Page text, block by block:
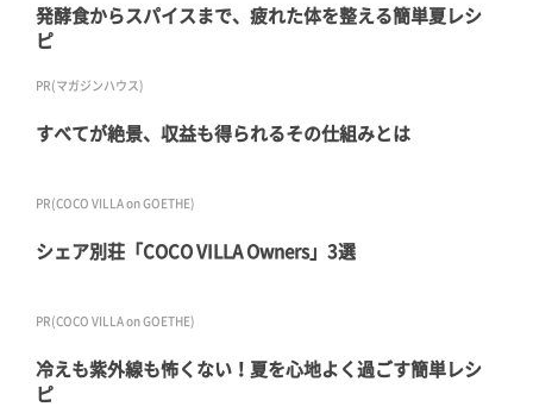
発酵食からスパイスまで、疲れた体を整える簡単夏レシ
ピ
PR(マガジンハウス)
すべてが絶景、収益も得られるその仕組みとは
PR(COCO VILLA on GOETHE)
シェア別荘「COCO VILLA Owners」3選
PR(COCO VILLA on GOETHE)
冷えも紫外線も怖くない！夏を心地よく過ごす簡単レシ
ピ